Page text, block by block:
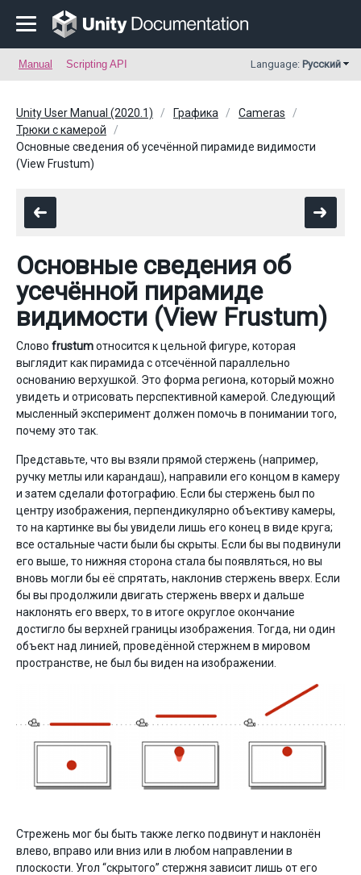
Manual Scripting API Language: Русский
Unity User Manual (2020.1) Графика
Cameras
Трюки с камерой
Основные сведения об усечённой пирамиде видимости
(View Frustum)
Основные сведения об
усечённой пирамиде
видимости (View Frustum)
Слово frustumотносится к цельной фигуре, которая
выглядит как пирамида с отсечённой параллельно
основанию верхушкой. Это форма региона, который можно
увидеть и отрисовать перспективной камерой. Следующий
мысленный эксперимент должен помочь в понимании того,
почему это так.
Представьте, что вы взяли прямой стержень (например,
ручку метлы или карандаш), направили его концом в камеру
и затем сделали фотографию. Если бы стержень был по
центру изображения, перпендикулярно объективу камеры,
то на картинке вы бы увидели лишь его конец в виде круга;
все остальные части были бы скрыты. Если бы вы подвинули
его выше, то нижняя сторона стала бы появляться, но вы
вновь могли бы её спрятать, наклонив стержень вверх. Если
бы вы продолжили двигать стержень вверх и дальше
наклонять его вверх, то в итоге округлое окончание
достигло бы верхней границы изображения. Тогда, ни один
объект над линией, проведённой стержнем в мировом
пространстве, не был бы виден на изображении.
Стрежень мог бы быть также легко подвинут и наклонён
влево, вправо или вниз или в любом направлении в
плоскости. Угол “скрытого” стержня зависит лишь от его